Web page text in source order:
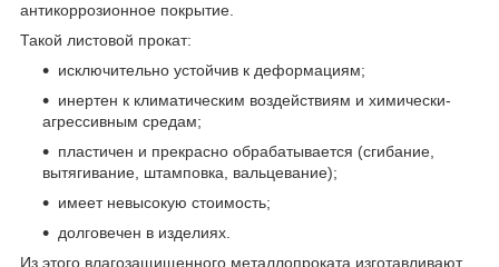
антикоррозионное покрытие.
Такой листовой прокат:
исключительно устойчив к деформациям;
инертен к климатическим воздействиям и химически-
агрессивным средам;
пластичен и прекрасно обрабатывается (сгибание,
вытягивание, штамповка, вальцевание);
имеет невысокую стоимость;
долговечен в изделиях.
Из этого влагозащищенного металлопроката изготавливают